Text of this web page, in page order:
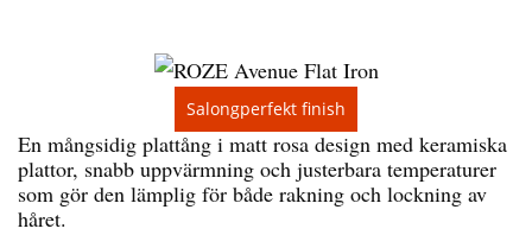
Salongperfekt finish
En mångsidig plattång i matt rosa design med keramiska
plattor, snabb uppvärmning och justerbara temperaturer
som gör den lämplig för både rakning och lockning av
håret.